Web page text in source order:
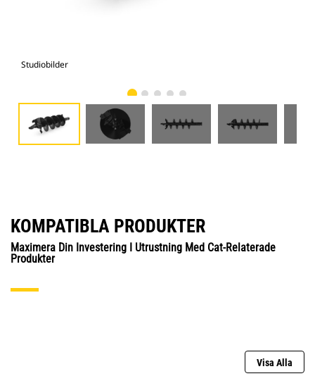
Studiobilder
KOMPATIBLA PRODUKTER
Maximera Din Investering I Utrustning Med Cat-Relaterade
Produkter
Visa Alla